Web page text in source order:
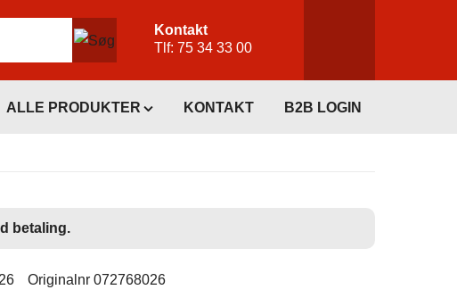
Kontakt
Tlf: 75 34 33 00
ALLE PRODUKTER KONTAKT B2B LOGIN
betaling.
Originalnr 072768026